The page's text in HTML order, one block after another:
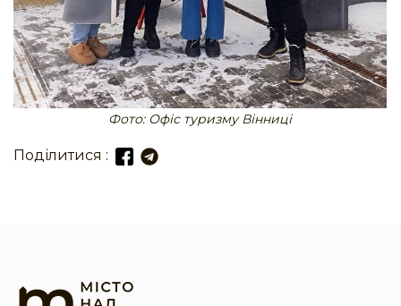
Фото: Офіс туризму Вінниці
Поділитися :